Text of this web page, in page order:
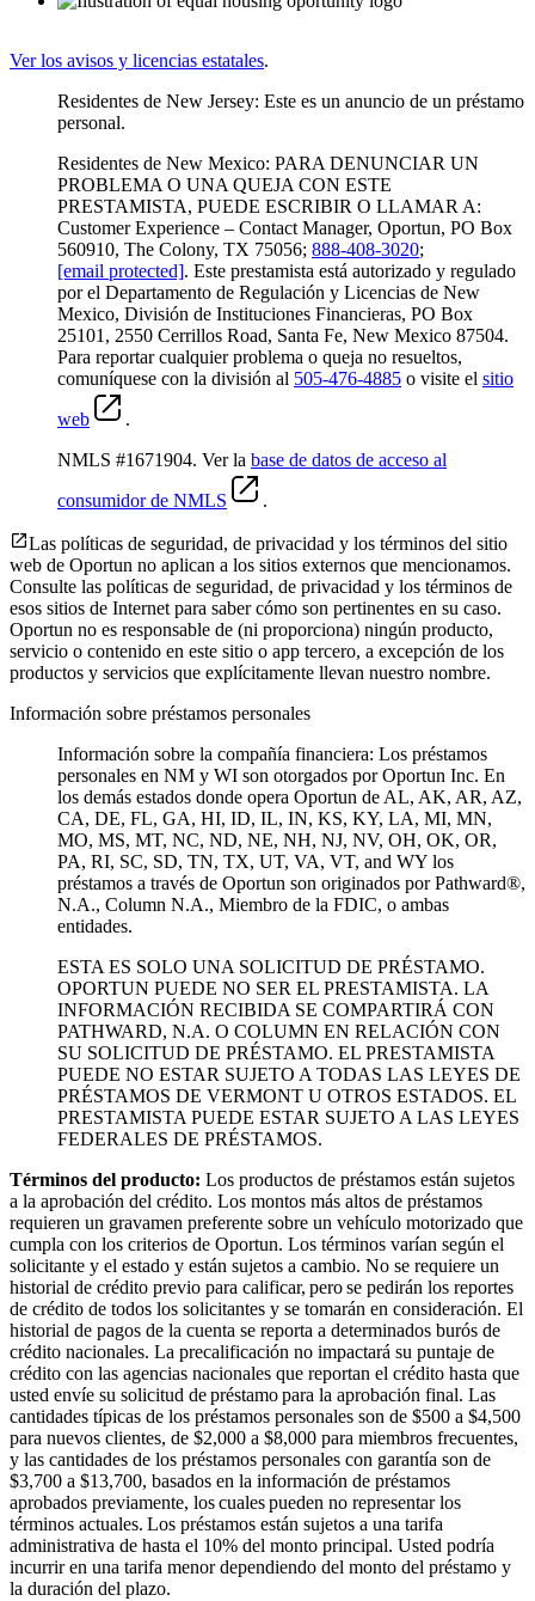
Ver los avisos y licencias estatales.
Residentes de New Jersey: Este es un anuncio de un préstamo
personal.
Residentes de New Mexico: PARA DENUNCIAR UN
PROBLEMA O UNA QUEJA CON ESTE
PRESTAMISTA, PUEDE ESCRIBIR O LLAMAR A:
Customer Experience – Contact Manager, Oportun, PO Box
560910, The Colony, TX 75056; 888-408-3020;
[email protected]. Este prestamista está autorizado y regulado
por el Departamento de Regulación y Licencias de New
Mexico, División de Instituciones Financieras, PO Box
25101, 2550 Cerrillos Road, Santa Fe, New Mexico 87504.
Para reportar cualquier problema o queja no resueltos,
comuníquese con la división al 505-476-4885 o visite el sitio
web
.
NMLS #1671904. Ver la base de datos de acceso al
consumidor de NMLS
.
Las políticas de seguridad, de privacidad y los términos del sitio
web de Oportun no aplican a los sitios externos que mencionamos.
Consulte las políticas de seguridad, de privacidad y los términos de
esos sitios de Internet para saber cómo son pertinentes en su caso.
Oportun no es responsable de (ni proporciona) ningún producto,
servicio o contenido en este sitio o app tercero, a excepción de los
productos y servicios que explícitamente llevan nuestro nombre.
Información sobre préstamos personales
Información sobre la compañía financiera: Los préstamos
personales en NM y WI son otorgados por Oportun Inc. En
los demás estados donde opera Oportun de AL, AK, AR, AZ,
CA, DE, FL, GA, HI, ID, IL, IN, KS, KY, LA, MI, MN,
MO, MS, MT, NC, ND, NE, NH, NJ, NV, OH, OK, OR,
PA, RI, SC, SD, TN, TX, UT, VA, VT, and WY los
préstamos a través de Oportun son originados por Pathward®,
N.A., Column N.A., Miembro de la FDIC, o ambas
entidades.
ESTA ES SOLO UNA SOLICITUD DE PRÉSTAMO.
OPORTUN PUEDE NO SER EL PRESTAMISTA. LA
INFORMACIÓN RECIBIDA SE COMPARTIRÁ CON
PATHWARD, N.A. O COLUMN EN RELACIÓN CON
SU SOLICITUD DE PRÉSTAMO. EL PRESTAMISTA
PUEDE NO ESTAR SUJETO A TODAS LAS LEYES DE
PRÉSTAMOS DE VERMONT U OTROS ESTADOS. EL
PRESTAMISTA PUEDE ESTAR SUJETO A LAS LEYES
FEDERALES DE PRÉSTAMOS.
Términos del producto: Los productos de préstamos están sujetos
a la aprobación del crédito. Los montos más altos de préstamos
requieren un gravamen preferente sobre un vehículo motorizado que
cumpla con los criterios de Oportun. Los términos varían según el
solicitante y el estado y están sujetos a cambio. No se requiere un
historial de crédito previo para calificar, pero se pedirán los reportes
de crédito de todos los solicitantes y se tomarán en consideración. El
historial de pagos de la cuenta se reporta a determinados burós de
crédito nacionales. La precalificación no impactará su puntaje de
crédito con las agencias nacionales que reportan el crédito hasta que
usted envíe su solicitud de préstamo para la aprobación final. Las
cantidades típicas de los préstamos personales son de $500 a $4,500
para nuevos clientes, de $2,000 a $8,000 para miembros frecuentes,
y las cantidades de los préstamos personales con garantía son de
$3,700 a $13,700, basados en la información de préstamos
aprobados previamente, los cuales pueden no representar los
términos actuales. Los préstamos están sujetos a una tarifa
administrativa de hasta el 10% del monto principal. Usted podría
incurrir en una tarifa menor dependiendo del monto del préstamo y
la duración del plazo.